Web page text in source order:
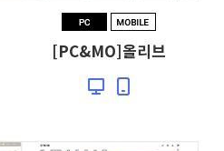
[PC&MO]올리브